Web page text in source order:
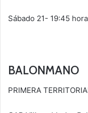
Sábado 21- 19:45
BALONMANO
PRIMERA